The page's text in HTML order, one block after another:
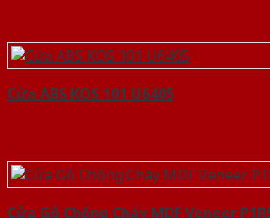
Cửa ABS KOS 101 U6405
Cửa Gỗ Chống Cháy MDF Veneer